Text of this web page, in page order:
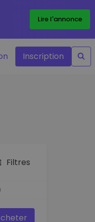
Lire l'annonce
Inscription
Filtres